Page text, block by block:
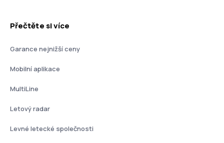
Přečtěte si více
Garance nejnižší ceny
Mobilní aplikace
MultiLine
Letový radar
Levné letecké společnosti